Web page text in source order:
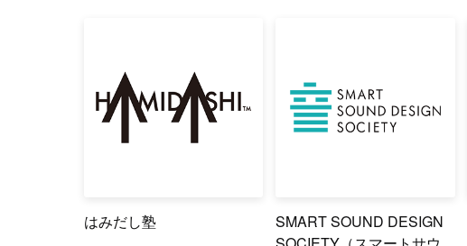
はみだし塾
SMART SOUND DESIGN